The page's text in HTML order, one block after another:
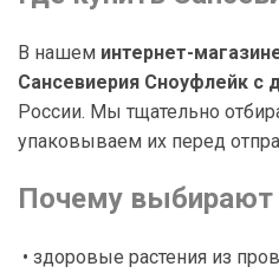
В нашем интернет-
Сансевиерия Сноуфлейк с
России. Мы тщательно
упаковываем их перед
Почему выбирают
• здоровые растения из